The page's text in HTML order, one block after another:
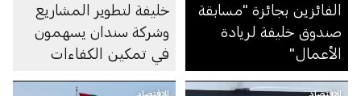
الفائزين بجائزة "مسابقة
صندوق خليفة لريادة
الأعمال"
خليفة لتطوير المشاريع
وشركة سندان يسهمون
في تمكين الكفاءات
الاقتصاد الاقتصاد